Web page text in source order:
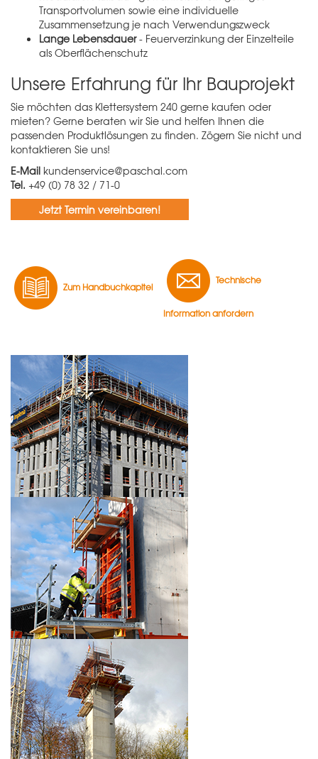
Transportvolumen sowie eine individuelle
Zusammensetzung je nach Verwendungszweck
Lange Lebensdauer- Feuerverzinkung der Einzelteile
als Oberflächenschutz
Unsere Erfahrung für Ihr Bauprojekt
Sie möchten das Klettersystem 240 gerne kaufen oder
mieten? Gerne beraten wir Sie und helfen Ihnen die
passenden Produktlösungen zu finden. Zögern Sie nicht und
kontaktieren Sie uns!
E-Mail kundenservice@paschal.com
Tel. +49 (0) 78 32 / 71-0
Jetzt Termin vereinbaren!
Zum Handbuchkapitel
Technische
Information anfordern